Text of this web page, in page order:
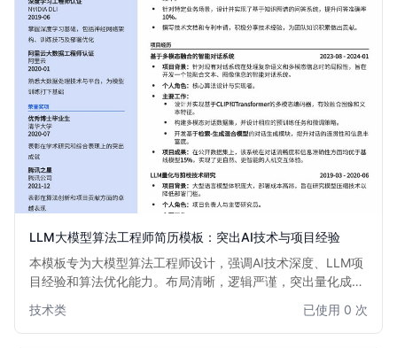
LLM大模型算法工程师简历模板：突出AI技术与项目经验
本模板专为大模型算法工程师设计，强调AI技术深度、LLM项
目经验和算法优化能力。布局清晰，逻辑严谨，突出量化成
深度学习、自然语言处理等前沿领域发展的算法工程师。
技术类 已使用 0 次